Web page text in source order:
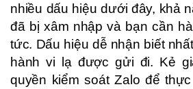
nhiều dấu hiệu dưới đây, khả
đã bị xâm nhập và bạn cần
tức. Dấu hiệu dễ nhận biết
hành vi lạ được gửi đi. Kẻ
quyền kiểm soát Zalo để